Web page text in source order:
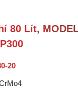
80 Lít,
20